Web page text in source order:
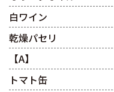
白ワイン
乾燥パセリ
【A】
トマト缶